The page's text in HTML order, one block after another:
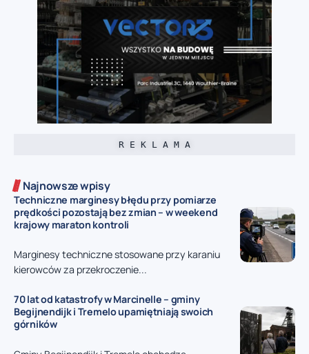
R E K L A M A
Najnowsze wpisy
Techniczne marginesy błędu przy pomiarze
prędkości pozostają bez zmian – w weekend
krajowy maraton kontroli
Marginesy techniczne stosowane przy karaniu
kierowców za przekroczenie...
70 lat od katastrofy w Marcinelle – gminy
Begijnendijk i Tremelo upamiętniają swoich
górników